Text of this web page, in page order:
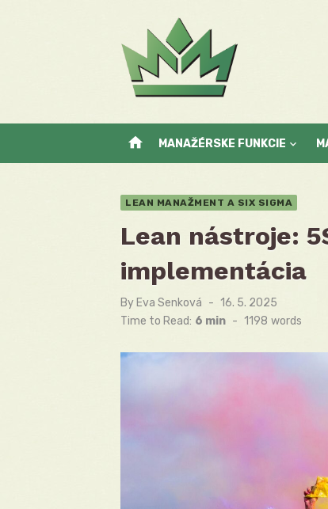
home MANAŽÉRSKE FUNKCIE
LEAN MANAŽMENT A SIX SIGMA
Lean nástroje:
implementácia
By Eva Senková
Posted
on
16. 5. 2025
Time to Read: 6 min - 1198 words